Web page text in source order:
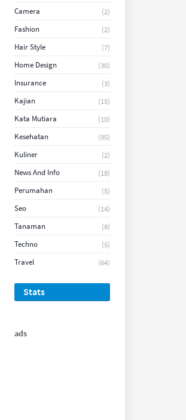
Camera
(2)
Fashion
(2)
Hair Style
(7)
Home Design
(30)
Insurance
(3)
Kajian
(15)
Kata Mutiara
(10)
Kesehatan
(95)
Kuliner
(2)
News And Info
(18)
Perumahan
(5)
Seo
(14)
Tanaman
(8)
Techno
(5)
Travel
(64)
Stats
ads